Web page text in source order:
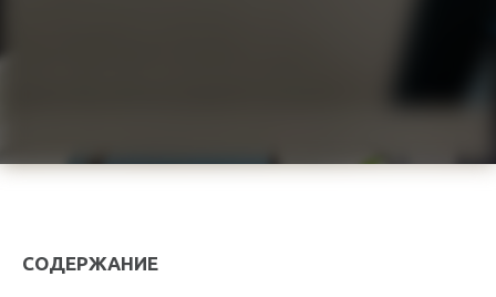
СОДЕРЖАНИЕ